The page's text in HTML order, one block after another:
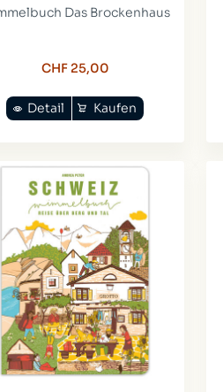
Das Brockenhaus
CHF 25,00
Kaufen
Detail